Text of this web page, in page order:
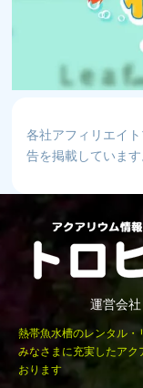
各社アフィリエイ
告を掲載しています
運営会社
熱帯魚水槽のレンタル・
みなさまに充実したアク
おります